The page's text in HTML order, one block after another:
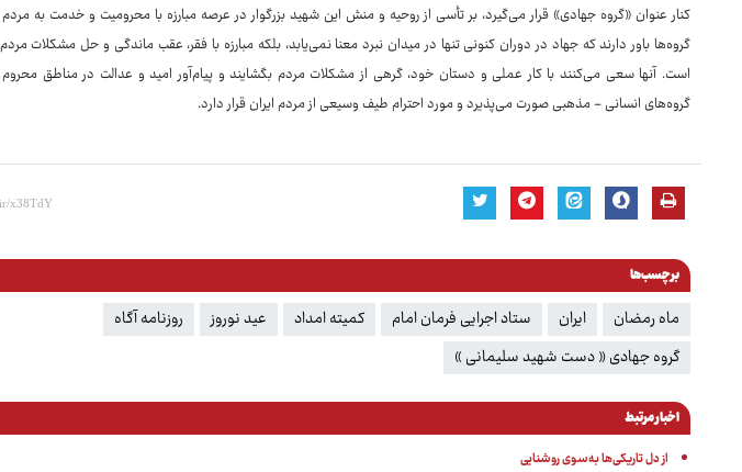
کنار عنوان «گروه جهادی» قرار می‌گیرد، بر تأسی از روحیه و منش این شهید بزرگوار در عرصه مبارزه با محرومیت و خدمت به
گروه‌ها باور دارند که جهاد در دوران کنونی تنها در میدان نبرد معنا نمی‌یابد، بلکه مبارزه با فقر، عقب ماندگی و حل مشکلات
است. آنها سعی می‌کنند با کار عملی و دستان خود، گرهی از مشکلات مردم بگشایند و پیام‌آور امید و عدالت در مناطق محروم
گروه‌های انسانی - مذهبی صورت می‌پذیرد و مورد احترام طیف وسیعی از مردم ایران قرار دارد.
برچسب‌ها
ماه رمضان ایران ستاد اجرایی فرمان امام کمیته امداد عید نوروز
روزنامه آگاه
گروه جهادی « دست شهید سلیمانی »
اخبار مرتبط
از دل تاریکی‌ها به‌سوی روشنایی